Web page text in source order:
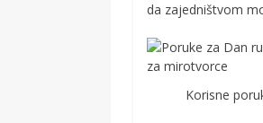
da zajedništvom
Korisne